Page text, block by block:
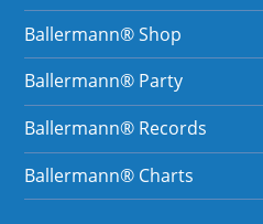
Ballermann® Shop
Ballermann® Party
Ballermann® Records
Ballermann® Charts